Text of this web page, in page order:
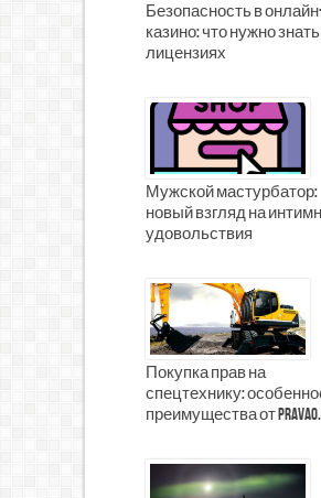
Безопасность в
казино: что нужно
лицензиях
Мужской мастурбатор:
новый взгляд на
удовольствия
Покупка прав на
спецтехнику:
преимущества от